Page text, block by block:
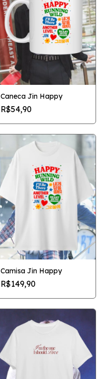
Caneca Jin Happy
R$54,90
Camisa Jin Happy
R$149,90